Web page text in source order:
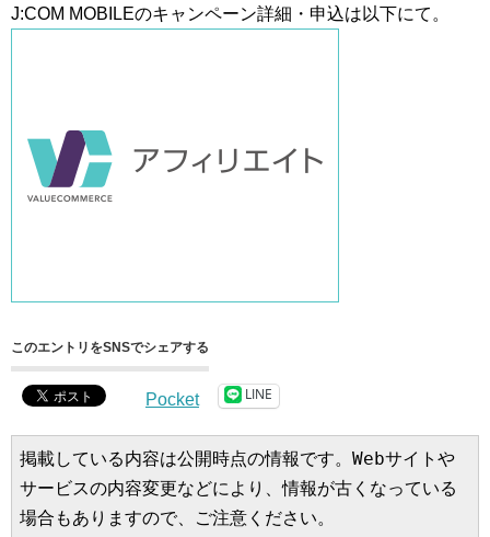
J:COM MOBILEのキャンペーン詳細・申込は以下にて。
このエントリをSNSでシェアする
Pocket LINE
掲載している内容は公開時点の情報です。Webサイトや
サービスの内容変更などにより、情報が古くなっている
場合もありますので、ご注意ください。